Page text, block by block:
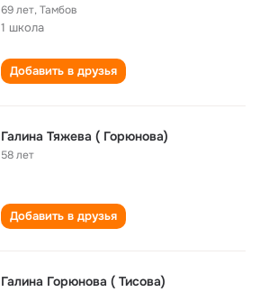
69 лет,Тамбов
1 школа
Добавить в друзья
Галина Тяжева ( Горюнова)
58 лет
Добавить в друзья
Галина Горюнова ( Тисова)